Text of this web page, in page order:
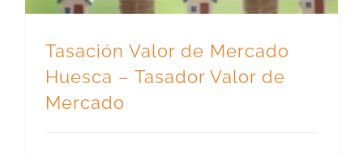
Tasación Valor de Mercado
Huesca – Tasador Valor de
Mercado